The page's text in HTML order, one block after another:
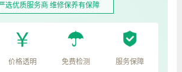
选优质服务商 维修保养有保障
价格透明 免费检测 服务保障